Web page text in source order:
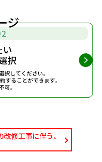
ジ
い
択
択してください。
することができます。
可。
修工事に伴う、